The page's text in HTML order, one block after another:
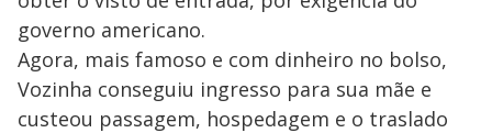
governo americano.
Agora, mais famoso e com dinheiro no bolso,
Vozinha conseguiu ingresso para sua mãe e
custeou passagem, hospedagem e o traslado